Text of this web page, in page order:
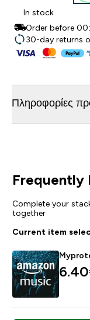
In stock
Order before
30-day returns
Πληροφορίες
Frequently
Complete your
together
Current item